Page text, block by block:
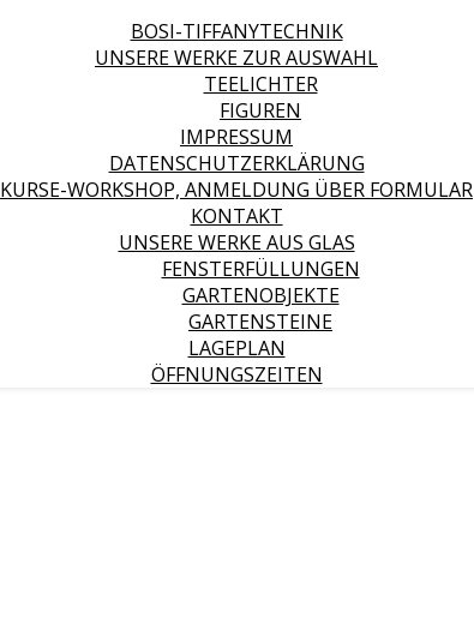
BOSI-TIFFANYTECHNIK
UNSERE WERKE ZUR AUSWAHL
TEELICHTER
FIGUREN
IMPRESSUM
DATENSCHUTZERKLÄRUNG
KURSE-WORKSHOP, ANMELDUNG ÜBER FORMULAR
KONTAKT
UNSERE WERKE AUS GLAS
FENSTERFÜLLUNGEN
GARTENOBJEKTE
GARTENSTEINE
LAGEPLAN
ÖFFNUNGSZEITEN